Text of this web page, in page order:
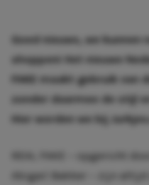
Goed nieuws, we kunnen
shoppen! Het nieuwe
FAKE maakt gebruik van
zonder daarmee de stijl
Hier worden we bij
REAL FAKE – opgericht
Abigail Bakker – zijn